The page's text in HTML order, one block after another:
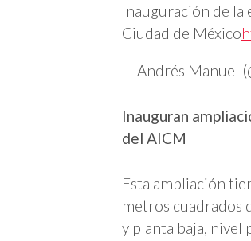
Inauguración de
Ciudad de México
— Andrés Manuel
Inauguran
del AICM
Esta ampliación
metros cuadrados
y planta baja, nivel